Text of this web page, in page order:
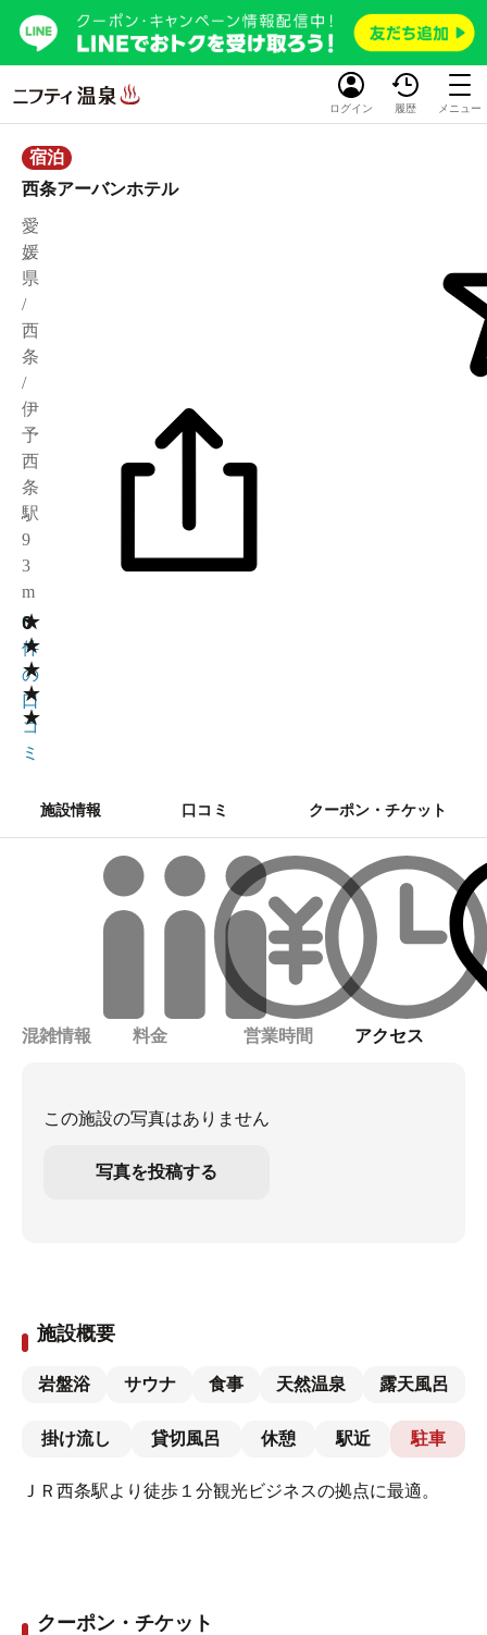
ログイン 履歴 メニュー
宿泊
西条アーバンホテル
愛
媛
県
/
西
条
/
伊
予
西
条
駅
9
3
m
★
★
★
★
★
0
0
件
の
口
コ
ミ
施設情報 口コミ クーポン・チケット
混雑情報 料金 営業時間 アクセス
この施設の写真はありません
写真を投稿する
施設概要
岩盤浴 サウナ 食事 天然温泉 露天風呂
掛け流し 貸切風呂 休憩 駅近 駐車
ＪＲ西条駅より徒歩１分観光ビジネスの拠点に最適。
クーポン・チケット